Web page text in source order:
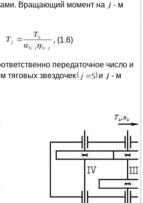
Вращающий момент на
- м
, (1.6)
передаточное число и
тяговых звездочек
и
- м